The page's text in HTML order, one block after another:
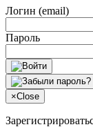
Логин (email)
Пароль
×Close